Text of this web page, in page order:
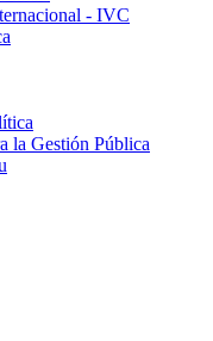
- IVC
la Gestión Pública